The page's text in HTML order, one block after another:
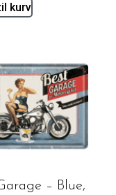
kurv
– Blue,